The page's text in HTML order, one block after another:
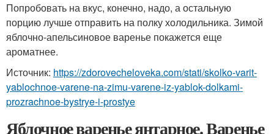
Попробовать на вкус, конечно, надо, а остальную
порцию лучше отправить на полку холодильника. Зимой
яблочно-апельсиновое варенье покажется еще
ароматнее.
Источник: https://zdorovecheloveka.com/stati/skolko-varit-
yablochnoe-varene-na-zimu-varene-iz-yablok-dolkami-
prozrachnoe-bystrye-i-prostye
Яблочное варенье янтарное. Варенье